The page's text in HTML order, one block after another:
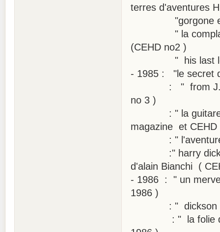
terres d'aventures
"gorgone et
" la complainte
(CEHD no2 )
" his last letter
- 1985 : "le secret
: " from J.H.W
no 3 )
: " la guitare qui
magazine et CEHD
: " l'aventure
:" harry dickson
d'alain Bianchi (
- 1986 : " un
1986 )
: " dickson pere
: " la folie de